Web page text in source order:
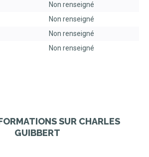
Non renseigné
Non renseigné
Non renseigné
Non renseigné
SUR CHARLES
GUIBBERT